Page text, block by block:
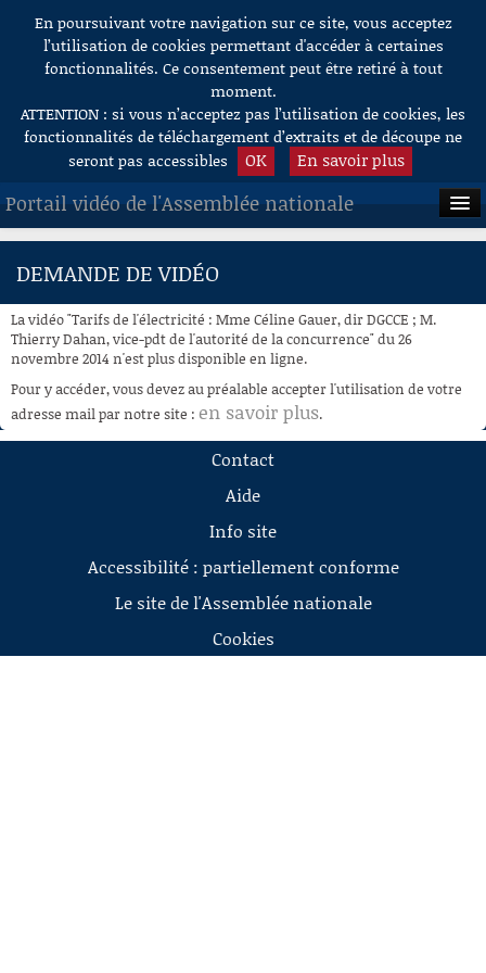
Aller au contenu
En poursuivant votre navigation sur ce site, vous acceptez
l’utilisation de cookies permettant d'accéder à certaines
fonctionnalités. Ce consentement peut être retiré à tout
moment.
ATTENTION : si vous n’acceptez pas l’utilisation de cookies, les
fonctionnalités de téléchargement d’extraits et de découpe ne
seront pas accessibles
OK En savoir plus
Portail vidéo de l'Assemblée nationale
ACCUEIL
À LA DEMANDE
RECHERCHE
AIDE À LA DÉCOUPE
DE VIDÉOS
DEMANDE DE VIDÉO
La vidéo "Tarifs de l'électricité : Mme Céline Gauer, dir DGCCE ; M.
Thierry Dahan, vice-pdt de l'autorité de la concurrence" du 26
novembre 2014 n'est plus disponible en ligne.
Pour y accéder, vous devez au préalable accepter l'utilisation de votre
adresse mail par notre site : en savoir plus.
Contact
Aide
Info site
Accessibilité : partiellement conforme
Le site de l'Assemblée nationale
Cookies